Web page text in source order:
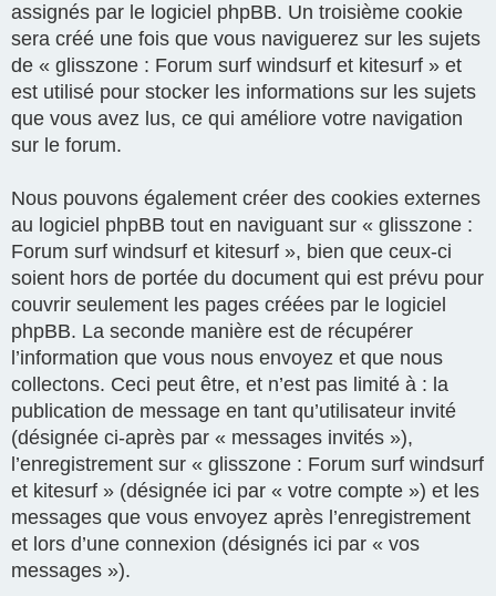
assignés par le logiciel phpBB. Un troisième cookie
sera créé une fois que vous naviguerez sur les sujets
de « glisszone : Forum surf windsurf et kitesurf » et
est utilisé pour stocker les informations sur les sujets
que vous avez lus, ce qui améliore votre navigation
sur le forum.
Nous pouvons également créer des cookies externes
au logiciel phpBB tout en naviguant sur « glisszone :
Forum surf windsurf et kitesurf », bien que ceux-ci
soient hors de portée du document qui est prévu pour
couvrir seulement les pages créées par le logiciel
phpBB. La seconde manière est de récupérer
l’information que vous nous envoyez et que nous
collectons. Ceci peut être, et n’est pas limité à : la
publication de message en tant qu’utilisateur invité
(désignée ci-après par « messages invités »),
l’enregistrement sur « glisszone : Forum surf windsurf
et kitesurf » (désignée ici par « votre compte ») et les
messages que vous envoyez après l’enregistrement
et lors d’une connexion (désignés ici par « vos
messages »).